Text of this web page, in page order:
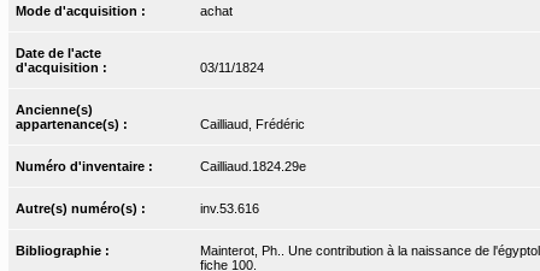
Mode d'acquisition : achat
Date de l'acte
d'acquisition :
03/11/1824
Ancienne(s)
appartenance(s) :
Cailliaud, Frédéric
Numéro d'inventaire : Cailliaud.1824.29e
Autre(s) numéro(s) : inv.53.616
Bibliographie :
Mainterot, Ph.. Une contribution à la naissance de
fiche 100.